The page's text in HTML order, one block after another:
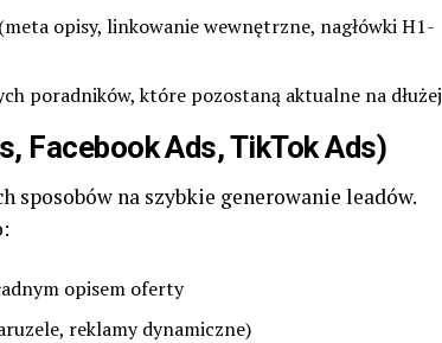
opisy, linkowanie wewnętrzne, nagłówki H1-
poradników, które pozostaną aktualne na dłużej
Facebook Ads, TikTok Ads)
sposobów na szybkie generowanie leadów.
opisem oferty
reklamy dynamiczne)